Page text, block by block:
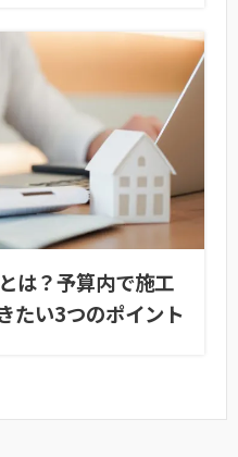
は？予算内で施工
たい3つのポイント